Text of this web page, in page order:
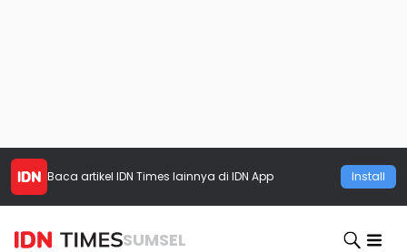
Baca artikel IDN Times lainnya di IDN App Install
SUMSEL